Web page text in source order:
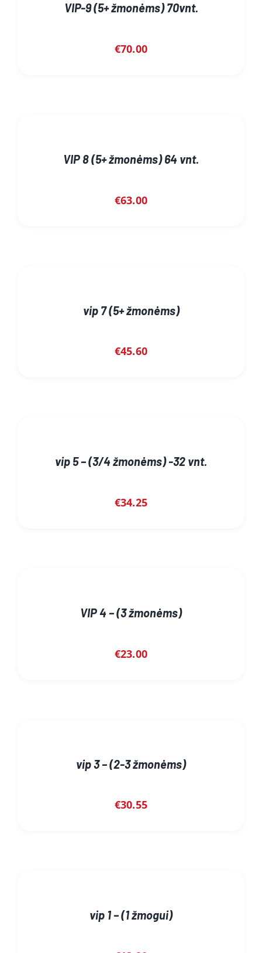
VIP-9 (5+ žmonėms) 70vnt.
€70.00
VIP 8 (5+ žmonėms) 64 vnt.
€63.00
vip 7 (5+ žmonėms)
€45.60
vip 5 – (3/4 žmonėms) -32 vnt.
€34.25
VIP 4 – (3 žmonėms)
€23.00
vip 3 – (2-3 žmonėms)
€30.55
vip 1 – (1 žmogui)